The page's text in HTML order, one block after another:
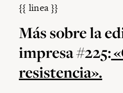
{{ linea }}
Más sobre la
impresa #225:
resistencia».